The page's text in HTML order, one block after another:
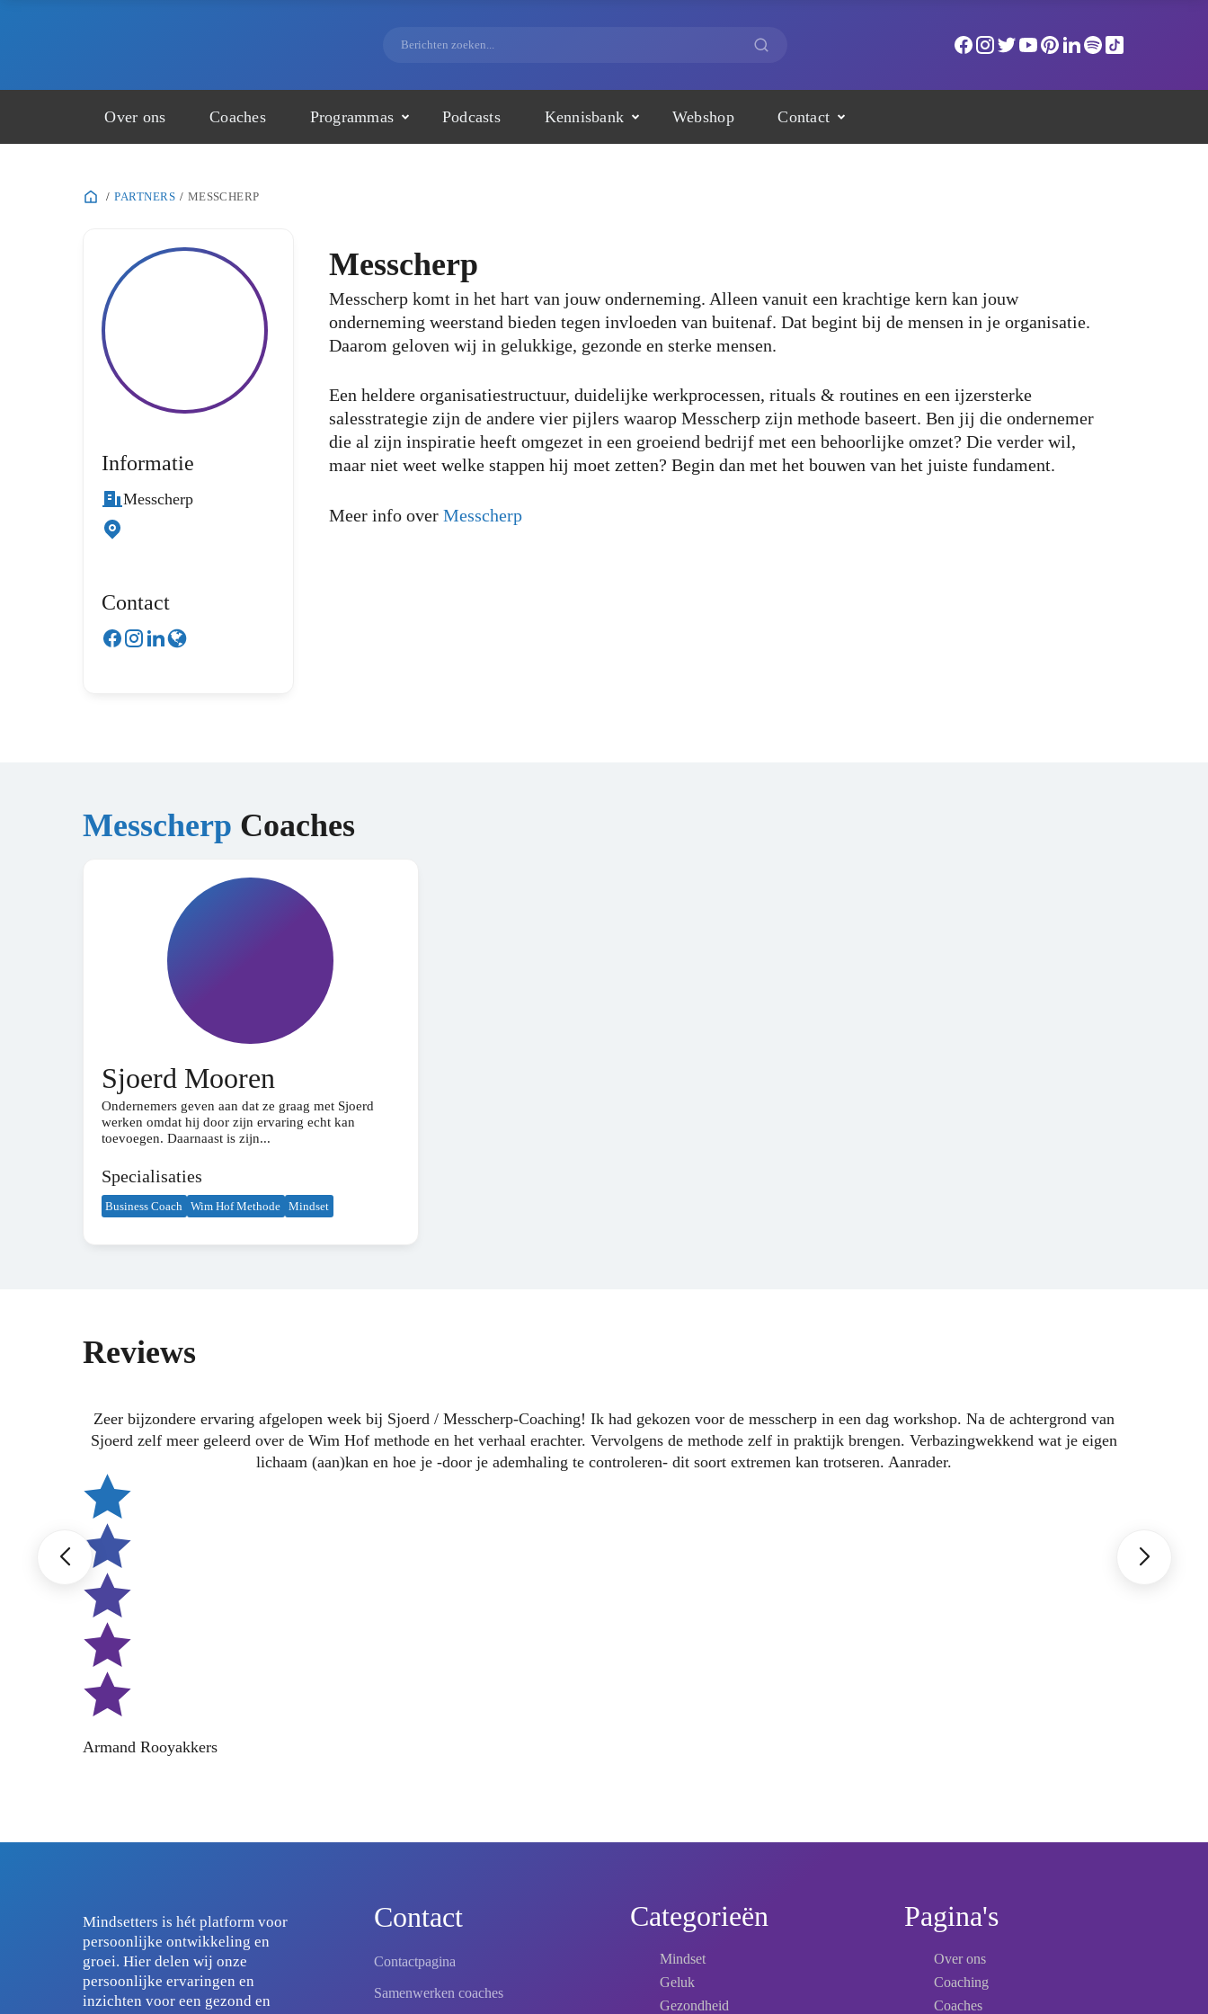
Over ons Coaches Programmas Podcasts Kennisbank Webshop Contact
/ PARTNERS / MESSCHERP
Informatie
Messcherp
Contact
Messcherp
Messcherp komt in het hart van jouw onderneming. Alleen vanuit een krachtige kern kan jouw
onderneming weerstand bieden tegen invloeden van buitenaf. Dat begint bij de mensen in je organisatie.
Daarom geloven wij in gelukkige, gezonde en sterke mensen.
Een heldere organisatiestructuur, duidelijke werkprocessen, rituals & routines en een ijzersterke
salesstrategie zijn de andere vier pijlers waarop Messcherp zijn methode baseert. Ben jij die ondernemer
die al zijn inspiratie heeft omgezet in een groeiend bedrijf met een behoorlijke omzet? Die verder wil,
maar niet weet welke stappen hij moet zetten? Begin dan met het bouwen van het juiste fundament.
Meer info overMesscherp
Messcherp Coaches
Sjoerd Mooren
Ondernemers geven aan dat ze graag met Sjoerd
werken omdat hij door zijn ervaring echt kan
toevoegen. Daarnaast is zijn...
Specialisaties
Business Coach Wim Hof Methode Mindset
Reviews
Zeer bijzondere ervaring afgelopen week bij Sjoerd / Messcherp-Coaching! Ik had gekozen voor de messcherp in een dag workshop. Na de achtergrond van
Sjoerd zelf meer geleerd over de Wim Hof methode en het verhaal erachter. Vervolgens de methode zelf in praktijk brengen. Verbazingwekkend wat je eigen
lichaam (aan)kan en hoe je -door je ademhaling te controleren- dit soort extremen kan trotseren. Aanrader.
Armand Rooyakkers
Mindsetters is hét platform voor
persoonlijke ontwikkeling en
groei. Hier delen wij onze
persoonlijke ervaringen en
inzichten voor een gezond en
Contact
Contactpagina
Samenwerken coaches
Categorieën
Mindset
Geluk
Gezondheid
Pagina's
Over ons
Coaching
Coaches